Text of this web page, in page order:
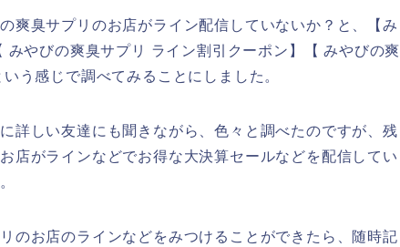
爽臭サプリのお店がライン配信していないか？と、【み
みやびの爽臭サプリ ライン割引クーポン】【 みやびの爽
う感じで調べてみることにしました。
詳しい友達にも聞きながら、色々と調べたのですが、残
店がラインなどでお得な大決算セールなどを配信してい
のお店のラインなどをみつけることができたら、随時記